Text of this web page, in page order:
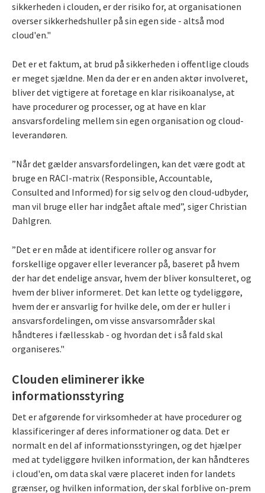
sikkerheden i clouden, er der risiko for, at organisationen
overser sikkerhedshuller på sin egen side - altså mod
cloud'en."
Det er et faktum, at brud på sikkerheden i offentlige clouds
er meget sjældne. Men da der er en anden aktør involveret,
bliver det vigtigere at foretage en klar risikoanalyse, at
have procedurer og processer, og at have en klar
ansvarsfordeling mellem sin egen organisation og cloud-
leverandøren.
”Når det gælder ansvarsfordelingen, kan det være godt at
bruge en RACI-matrix (Responsible, Accountable,
Consulted and Informed) for sig selv og den cloud-udbyder,
man vil bruge eller har indgået aftale med”, siger Christian
Dahlgren.
”Det er en måde at identificere roller og ansvar for
forskellige opgaver eller leverancer på, baseret på hvem
der har det endelige ansvar, hvem der bliver konsulteret, og
hvem der bliver informeret. Det kan lette og tydeliggøre,
hvem der er ansvarlig for hvilke dele, om der er huller i
ansvarsfordelingen, om visse ansvarsområder skal
håndteres i fællesskab - og hvordan det i så fald skal
organiseres."
Clouden eliminerer ikke
informationsstyring
Det er afgørende for virksomheder at have procedurer og
klassificeringer af deres informationer og data. Det er
normalt en del af informationsstyringen, og det hjælper
med at tydeliggøre hvilken information, der kan håndteres
i cloud'en, om data skal være placeret inden for landets
grænser, og hvilken information, der skal forblive on-prem